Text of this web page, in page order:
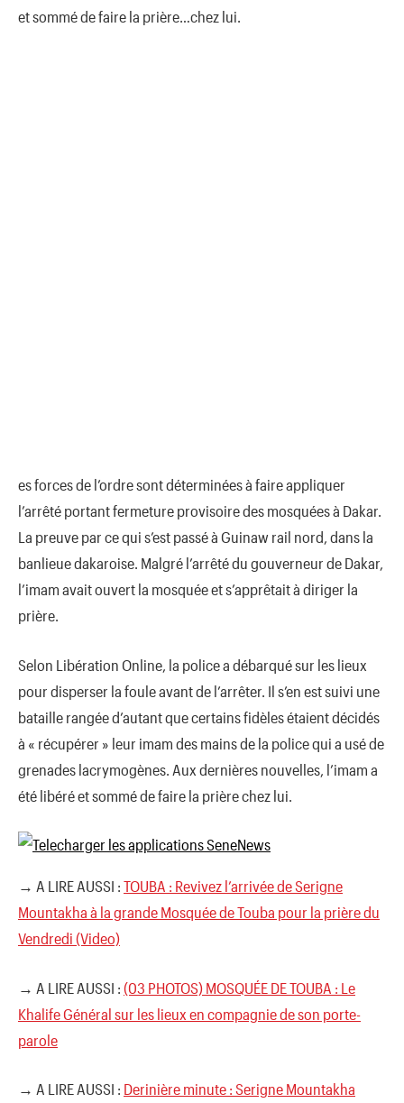
et sommé de faire la prière…chez lui.
es forces de l’ordre sont déterminées à faire appliquer
l’arrêté portant fermeture provisoire des mosquées à Dakar.
La preuve par ce qui s’est passé à Guinaw rail nord, dans la
banlieue dakaroise. Malgré l’arrêté du gouverneur de Dakar,
l’imam avait ouvert la mosquée et s’apprêtait à diriger la
prière.
Selon Libération Online, la police a débarqué sur les lieux
pour disperser la foule avant de l’arrêter. Il s’en est suivi une
bataille rangée d’autant que certains fidèles étaient décidés
à « récupérer » leur imam des mains de la police qui a usé de
grenades lacrymogènes. Aux dernières nouvelles, l’imam a
été libéré et sommé de faire la prière chez lui.
→ A LIRE AUSSI : TOUBA : Revivez l’arrivée de Serigne
Mountakha à la grande Mosquée de Touba pour la prière du
Vendredi (Video)
→ A LIRE AUSSI : (03 PHOTOS) MOSQUÉE DE TOUBA : Le
Khalife Général sur les lieux en compagnie de son porte-
parole
→ A LIRE AUSSI : Derinière minute : Serigne Mountakha